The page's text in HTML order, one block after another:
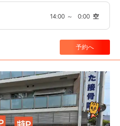
14:00 ～ 0:00 空
予約へ